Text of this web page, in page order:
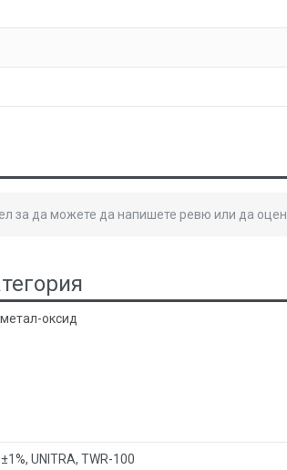
за да можете да напишете ревю или да
метал-оксид
UNITRA, ТWR-100